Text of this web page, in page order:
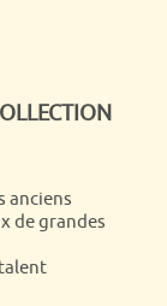
presque
chez soi
super fiers
de nos
qui a
!
anciens
de grandes